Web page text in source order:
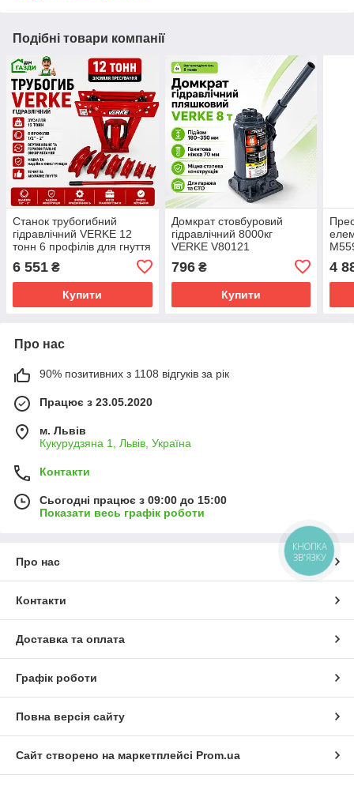
Подібні товари компанії
Станок трубогибний
гідравлічний VERKE 12
тонн 6 профілів для гнуття
6 551 ₴
Купити
Домкрат стовбуровий
гідравлічний 8000кг
VERKE V80121
796₴
Купити
4
Про нас
90% позитивних з 1108 відгуків за рік
Працює з 23.05.2020
м. Львів
Кукурудзяна 1, Львів, Україна
Контакти
Сьогодні працює з 09:00 до 15:00
Показати весь графік роботи
Про нас
Контакти
Доставка та оплата
Графік роботи
Повна версія сайту
Сайт створено на маркетплейсі Prom.ua
КНОПКА
ЗВ'ЯЗКУ